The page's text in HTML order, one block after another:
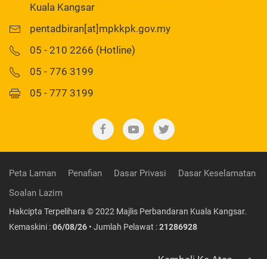
Kuala Kangsar
pentadbiran[at]mpkkpk.gov.my
05 - 210 2266 (Hotline)
05 - 776 3199
05 - 777 3199
Peta Laman Penafian Dasar Privasi
Dasar Keselamatan
Soalan Lazim
Hakcipta Terpelihara © 2022 Majlis Perbandaran Kuala Kangsar.
Kemaskini :06/08/26 • Jumlah Pelawat :21286928